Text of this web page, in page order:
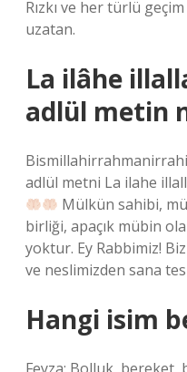
Rızkı ve her türlü
uzatan.
La ilâhe
adlül metin
adlül metni La ilahe
Mülkün sahibi,
birliği, apaçık mübin
yoktur. Ey Rabbimiz!
ve neslimizden sana
Hangi isim